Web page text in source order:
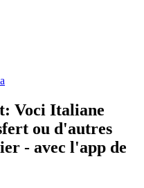
Voci Italiane
ou d'autres
- avec l'app de